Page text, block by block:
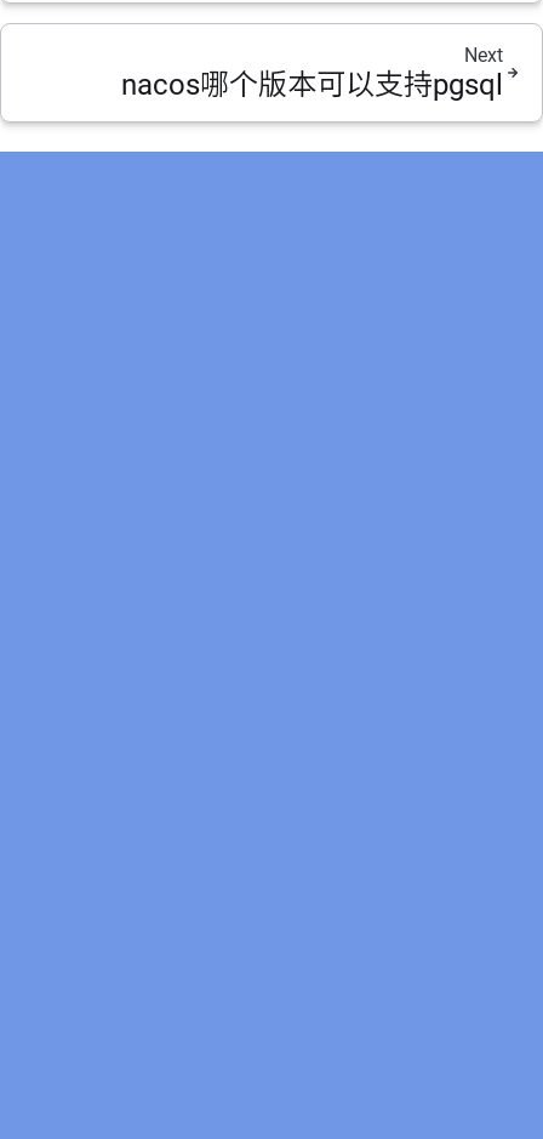
Next
nacos哪个版本可以支持pgsql